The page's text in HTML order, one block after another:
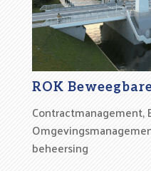
ROK
Contractmanagement,
beheersing